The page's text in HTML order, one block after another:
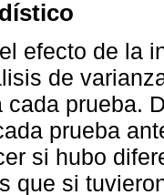
efecto de la
de
cada prueba.
prueba
si hubo
que si